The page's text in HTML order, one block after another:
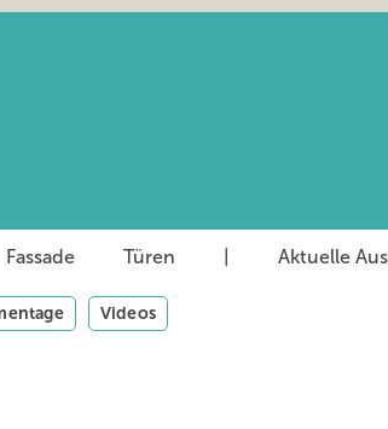
Fassade Türen Aktuelle
Videos